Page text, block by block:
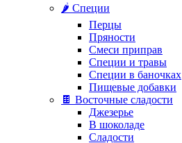
🌶️ Специи
Перцы
Пряности
Смеси приправ
Специи и травы
Специи в баночках
Пищевые добавки
🍫 Восточные сладости
Джезерье
В шоколаде
Сладости